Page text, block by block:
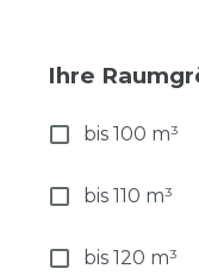
Ihre
bis 100 m³
bis 110 m³
bis 120 m³